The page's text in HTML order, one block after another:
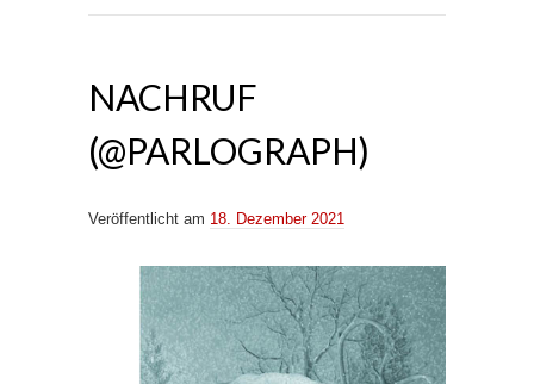
NACHRUF
(@PARLOGRAPH)
Veröffentlicht am 18. Dezember 2021